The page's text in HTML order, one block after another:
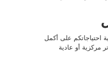
احتياجاتكم على أكمل
مركزية أو عادية